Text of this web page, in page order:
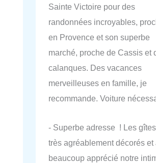
Sainte Victoire pour des
randonnées incroyables,
en Provence et son superbe
marché, proche de Cassis et
calanques. Des vacances
merveilleuses en famille, je
recommande. Voiture
- Superbe adresse ! Les
très agréablement décorés et
beaucoup apprécié notre